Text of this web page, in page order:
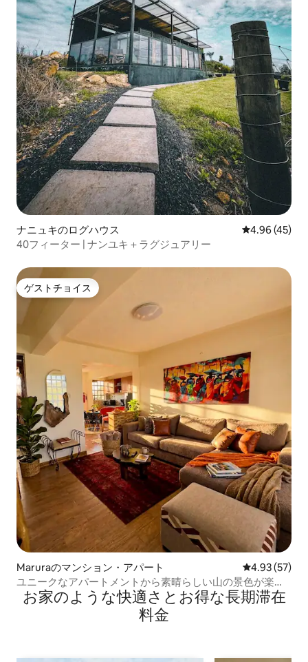
ナニュキのログハウス レビュー45
4.96 (45)
40フィーター | ナンユキ＋ラグジュアリー
ゲストチョイス
ゲストチョイス
Maruraのマンション・アパート レビュー57
4.93 (57)
ユニークなアパートメントから素晴らしい山の景色が楽し
める
お家のような快⁠適⁠さ⁠とお⁠得⁠な長⁠期⁠滞⁠在
料⁠金